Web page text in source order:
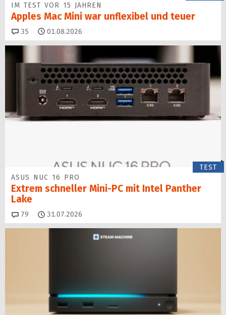
IM TEST VOR 15 JAHREN
Apples Mac Mini war unflexibel und teuer
35 Kommentare
01.08.2026
TEST
ASUS NUC 16 PRO
Extrem schneller Mini-PC mit Intel Panther
Lake
79 Kommentare
31.07.2026